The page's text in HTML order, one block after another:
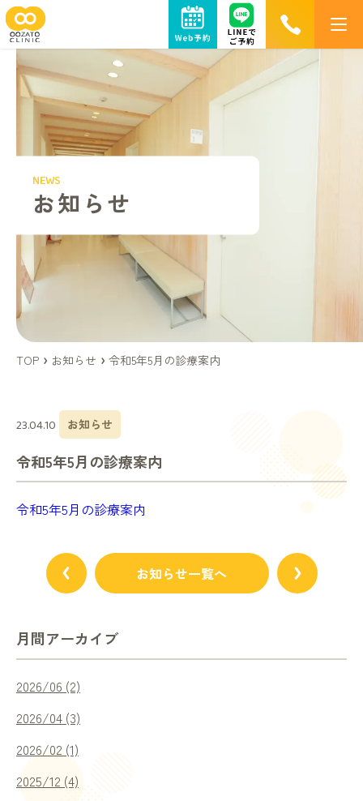
お知らせ
大里医院について
院長・スタッフ紹介
施設基準・加算に関する掲示
下肢静脈瘤
内科
外科・心臓血管外科
皮膚科
人間ドック
在宅医療・
アクセス
NEWS
お知らせ
TOP お知らせ 令和5年5月の診療案内
23.04.10 お知らせ
令和5年5月の診療案内
令和5年5月の診療案内
お知らせ一覧へ
月間アーカイブ
2026/06 (2)
2026/04 (3)
2026/02 (1)
2025/12 (4)